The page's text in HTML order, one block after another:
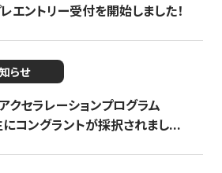
エントリー受付を開始しました！
らせ
クセラレーションプログラム
にコングラントが採択されまし...